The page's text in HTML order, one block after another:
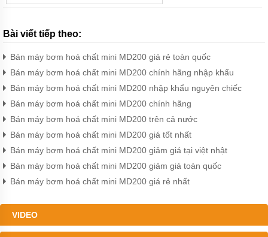
gọn
trục
liền
suất
máy
bánh
Máy
bơm
nhựa
đường
Bơm
nén
Bài viết tiếp theo:
Bán máy bơm hoá chất mini MD200 giá rẻ toàn quốc
Bán máy bơm hoá chất mini MD200 chính hãng nhập khẩu
Bán máy bơm hoá chất mini MD200 nhập khẩu nguyên chiếc
Bán máy bơm hoá chất mini MD200 chính hãng
Bán máy bơm hoá chất mini MD200 trên cả nước
Bán máy bơm hoá chất mini MD200 giá tốt nhất
Bán máy bơm hoá chất mini MD200 giảm giá tại việt nhật
Bán máy bơm hoá chất mini MD200 giảm giá toàn quốc
Bán máy bơm hoá chất mini MD200 giá rẻ nhất
VIDEO